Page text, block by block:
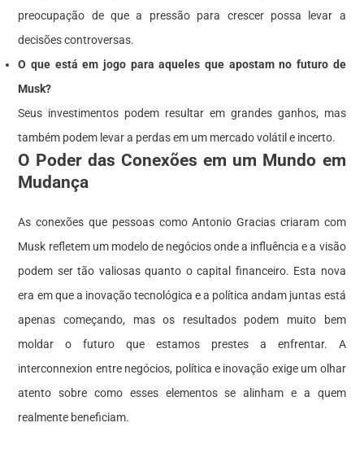
preocupação de que a pressão para crescer possa levar a
decisões controversas.
O que está em jogo para aqueles que apostam no futuro de
Musk?
Seus investimentos podem resultar em grandes ganhos, mas
também podem levar a perdas em um mercado volátil e incerto.
O Poder das Conexões em um Mundo em
Mudança
As conexões que pessoas como Antonio Gracias criaram com
Musk refletem um modelo de negócios onde a influência e a visão
podem ser tão valiosas quanto o capital financeiro. Esta nova
era em que a inovação tecnológica e a política andam juntas está
apenas começando, mas os resultados podem muito bem
moldar o futuro que estamos prestes a enfrentar. A
interconnexion entre negócios, política e inovação exige um olhar
atento sobre como esses elementos se alinham e a quem
realmente beneficiam.